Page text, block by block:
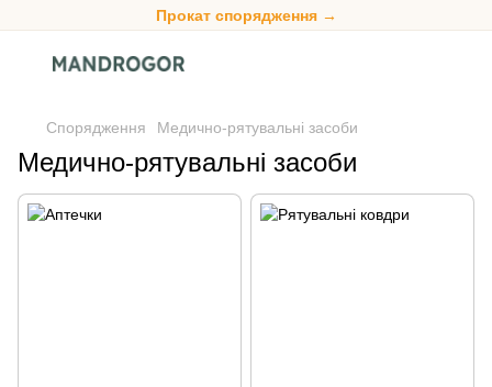
Прокат спорядження →
Спорядження Медично-рятувальні засоби
Медично-рятувальні засоби